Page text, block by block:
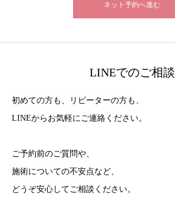
ネット予約へ進む
LINEでのご相談
初めての方も、リピーターの方も、
LINEからお気軽にご連絡ください。
ご予約前のご質問や、
施術についての不安点など、
どうぞ安心してご相談ください。